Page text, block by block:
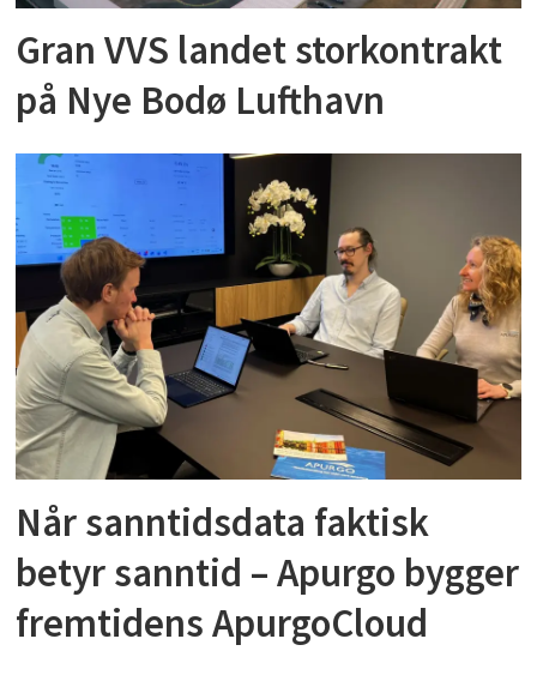
Gran VVS landet storkontrakt
på Nye Bodø Lufthavn
Når sanntidsdata faktisk
betyr sanntid – Apurgo bygger
fremtidens ApurgoCloud